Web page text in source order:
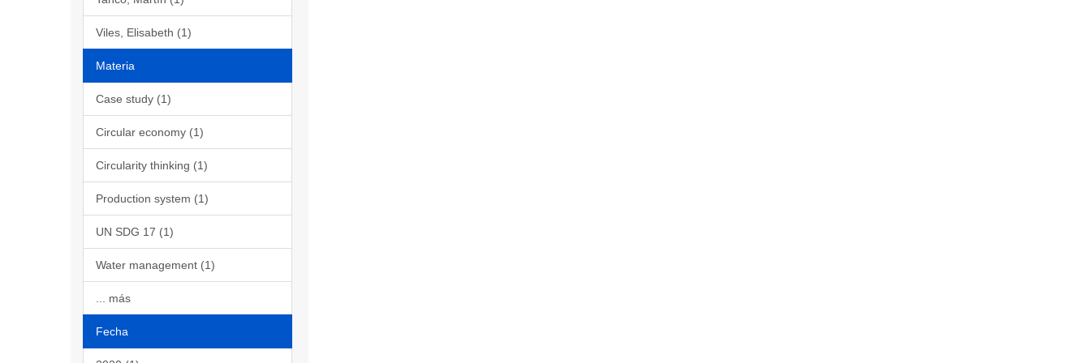
Viles, Elisabeth (1)
Materia
Case study (1)
Circular economy (1)
Circularity thinking (1)
Production system (1)
UN SDG 17 (1)
Water management (1)
... más
Fecha